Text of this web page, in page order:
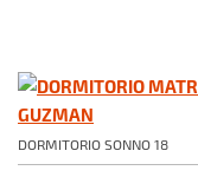
DORMITORIO SONNO 18